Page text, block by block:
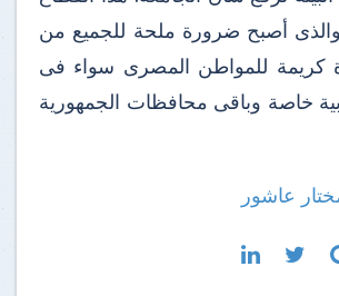
والذى أصبح ضرورة ملحة للجميع من
كريمة للمواطن المصرى سواء فى
خاصة وباقى محافظات الجمهورية
عاشور